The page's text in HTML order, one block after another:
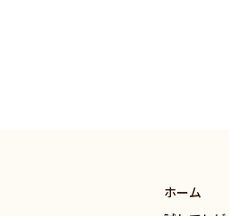
ホーム